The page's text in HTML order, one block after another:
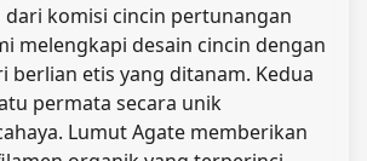
dari komisi cincin pertunangan
melengkapi desain cincin dengan
berlian etis yang ditanam. Kedua
permata secara unik
Lumut Agate memberikan